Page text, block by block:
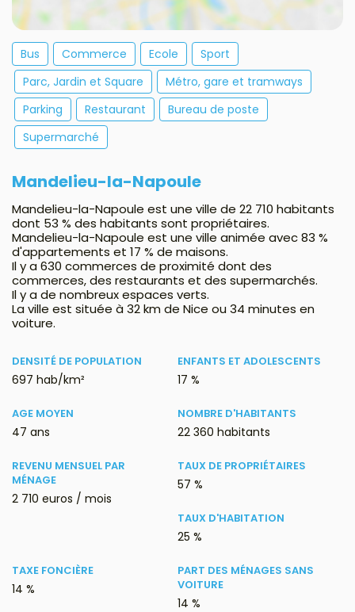
Bus Commerce Ecole
Sport
Parc, Jardin et Square
Métro, gare et tramways
Parking
Restaurant
Bureau de poste
Supermarché
Mandelieu-la-Napoule
Mandelieu-la-Napoule est une ville de 22 710 habitants
dont 53 % des habitants sont propriétaires.
Mandelieu-la-Napoule est une ville animée avec 83 %
d'appartements et 17 % de maisons.
Il y a 630 commerces de proximité dont des
commerces, des restaurants et des supermarchés.
Il y a de nombreux espaces verts.
La ville est située à 32 km de Nice ou 34 minutes en
voiture.
DENSITÉ DE POPULATION
697 hab/km²
ENFANTS ET ADOLESCENTS
17 %
AGE MOYEN
47 ans
NOMBRE D'HABITANTS
22 360 habitants
REVENU MENSUEL PAR
MÉNAGE
2 710 euros / mois
TAUX DE PROPRIÉTAIRES
57 %
TAUX D'HABITATION
25 %
TAXE FONCIÈRE
14 %
PART DES MÉNAGES SANS
VOITURE
14 %